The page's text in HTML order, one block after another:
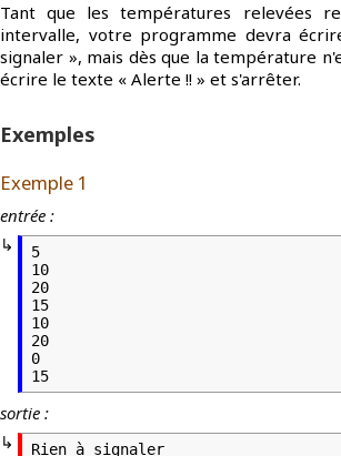
Tant que les températures relevées
intervalle, votre programme devra
signaler », mais dès que la température
écrire le texte « Alerte !! » et s'arrêter.
Exemples
Exemple 1
entrée :
5
10
20
15
10
20
0
15
sortie :
Rien à signaler